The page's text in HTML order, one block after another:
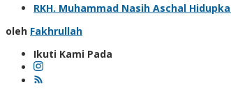
RKH. Muhammad Nasih Aschal
oleh Fakhrullah
Ikuti Kami Pada